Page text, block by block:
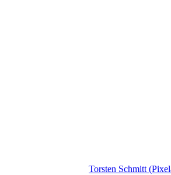
Torsten Schmitt